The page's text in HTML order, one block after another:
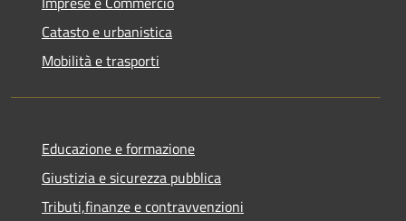
Catasto e urbanistica
Mobilità e trasporti
Educazione e formazione
Giustizia e sicurezza pubblica
Tributi,finanze e contravvenzioni